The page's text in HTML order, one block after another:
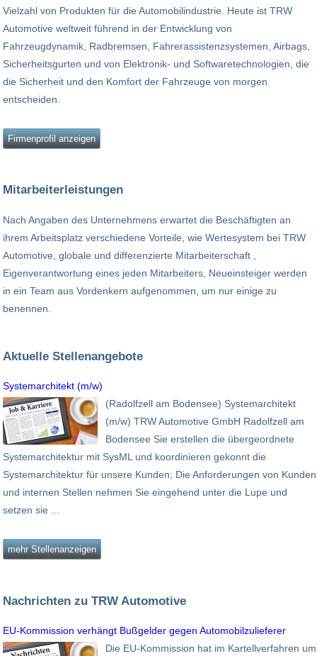
Vielzahl von Produkten für die Automobilindustrie. Heute ist TRW
Automotive weltweit führend in der Entwicklung von
Fahrzeugdynamik, Radbremsen, Fahrerassistenzsystemen, Airbags,
Sicherheitsgurten und von Elektronik- und Softwaretechnologien, die
die Sicherheit und den Komfort der Fahrzeuge von morgen
entscheiden.
Firmenprofil anzeigen
Mitarbeiterleistungen
Nach Angaben des Unternehmens erwartet die Beschäftigten an
ihrem Arbeitsplatz verschiedene Vorteile, wie Wertesystem bei TRW
Automotive, globale und differenzierte Mitarbeiterschaft ,
Eigenverantwortung eines jeden Mitarbeiters, Neueinsteiger werden
in ein Team aus Vordenkern aufgenommen, um nur einige zu
benennen.
Aktuelle Stellenangebote
Systemarchitekt (m/w)
(Radolfzell am Bodensee) Systemarchitekt
(m/w) TRW Automotive GmbH Radolfzell am
Bodensee Sie erstellen die übergeordnete
Systemarchitektur mit SysML und koordinieren gekonnt die
Systemarchitektur für unsere Kunden; Die Anforderungen von Kunden
und internen Stellen nehmen Sie eingehend unter die Lupe und
setzen sie ...
mehr Stellenanzeigen
Nachrichten zu TRW Automotive
EU-Kommission verhängt Bußgelder gegen Automobilzulieferer
Die EU-Kommission hat im Kartellverfahren um